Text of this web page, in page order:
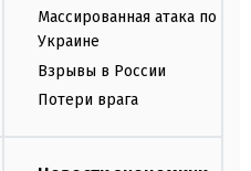
Массированная атака по
Украине
Взрывы в России
Потери врага